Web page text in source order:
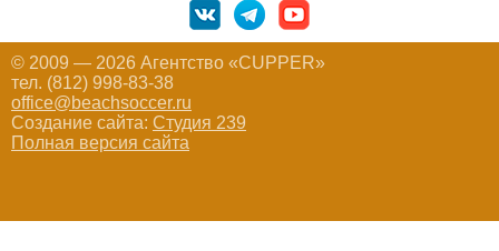
© 2009 — 2026 Агентство «CUPPER»
тел. (812) 998-83-38
office@beachsoccer.ru
Создание сайта: Студия 239
Полная версия сайта